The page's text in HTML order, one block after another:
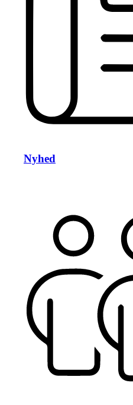
Nyhed